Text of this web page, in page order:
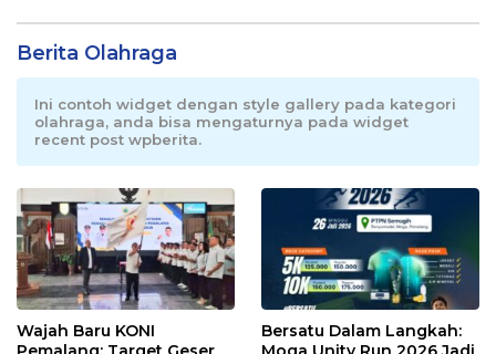
Berita Olahraga
Ini contoh widget dengan style gallery pada kategori
olahraga, anda bisa mengaturnya pada widget
recent post wpberita.
Wajah Baru KONI
Bersatu Dalam Langkah: